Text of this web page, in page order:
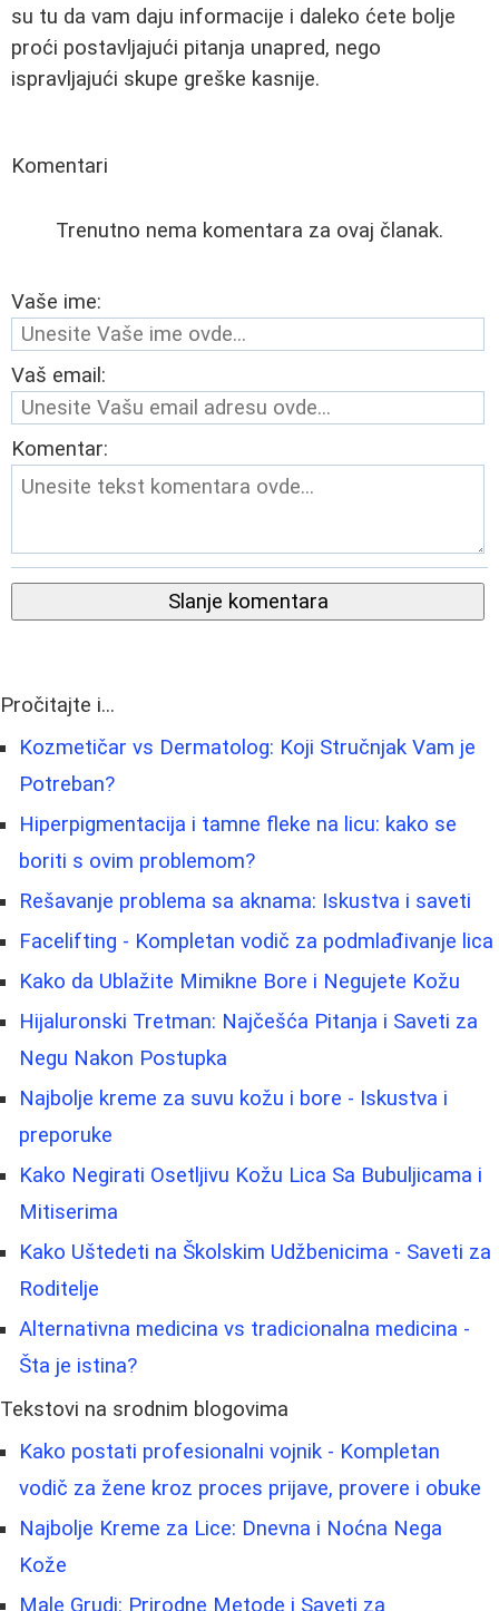
su tu da vam daju informacije i daleko ćete bolje
proći postavljajući pitanja unapred, nego
ispravljajući skupe greške kasnije.
Komentari
Trenutno nema komentara za ovaj članak.
Vaše ime:
Vaš email:
Komentar:
Slanje komentara
Pročitajte i...
Kozmetičar vs Dermatolog: Koji Stručnjak Vam je
Potreban?
Hiperpigmentacija i tamne fleke na licu: kako se
boriti s ovim problemom?
Rešavanje problema sa aknama: Iskustva i saveti
Facelifting - Kompletan vodič za podmlađivanje lica
Kako da Ublažite Mimikne Bore i Negujete Kožu
Hijaluronski Tretman: Najčešća Pitanja i Saveti za
Negu Nakon Postupka
Najbolje kreme za suvu kožu i bore - Iskustva i
preporuke
Kako Negirati Osetljivu Kožu Lica Sa Bubuljicama i
Mitiserima
Kako Uštedeti na Školskim Udžbenicima - Saveti za
Roditelje
Alternativna medicina vs tradicionalna medicina -
Šta je istina?
Tekstovi na srodnim blogovima
Kako postati profesionalni vojnik - Kompletan
vodič za žene kroz proces prijave, provere i obuke
Najbolje Kreme za Lice: Dnevna i Noćna Nega
Kože
Male Grudi: Prirodne Metode i Saveti za